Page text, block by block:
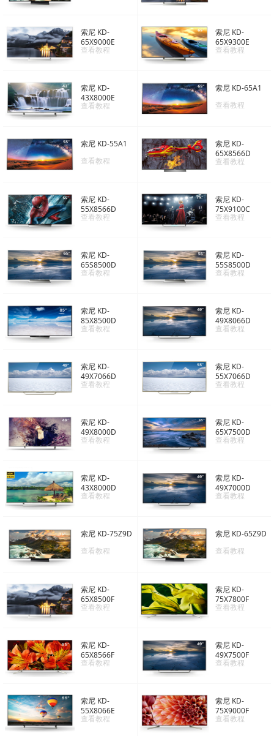
索尼 KD-
65X9000E
查看教程
索尼 KD-
65X9300E
查看教程
索尼 KD-
43X8000E
查看教程
索尼 KD-65A1
查看教程
索尼 KD-55A1
查看教程
索尼 KD-
65X8566D
查看教程
索尼 KD-
55X8566D
查看教程
索尼 KD-
75X9100C
查看教程
索尼 KD-
65S8500D
查看教程
索尼 KD-
55S8500D
查看教程
索尼 KD-
85X8500D
查看教程
索尼 KD-
49X8066D
查看教程
索尼 KD-
49X7066D
查看教程
索尼 KD-
55X7066D
查看教程
索尼 KD-
49X8000D
查看教程
索尼 KD-
65X7500D
查看教程
索尼 KD-
43X8000D
查看教程
索尼 KD-
49X7000D
查看教程
索尼 KD-75Z9D
查看教程
索尼 KD-65Z9D
查看教程
索尼 KD-
65X8500F
查看教程
索尼 KD-
75X7800F
查看教程
索尼 KD-
65X8566F
查看教程
索尼 KD-
49X7500F
查看教程
索尼 KD-
55X8066E
查看教程
索尼 KD-
75X9000F
查看教程